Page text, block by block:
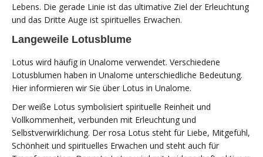
Lebens. Die gerade Linie ist das ultimative Ziel der Erleuchtung
und das Dritte Auge ist spirituelles Erwachen.
Langeweile Lotusblume
Lotus wird häufig in Unalome verwendet. Verschiedene
Lotusblumen haben in Unalome unterschiedliche Bedeutung.
Hier informieren wir Sie über Lotus in Unalome.
Der weiße Lotus symbolisiert spirituelle Reinheit und
Vollkommenheit, verbunden mit Erleuchtung und
Selbstverwirklichung. Der rosa Lotus steht für Liebe, Mitgefühl,
Schönheit und spirituelles Erwachen und steht auch für